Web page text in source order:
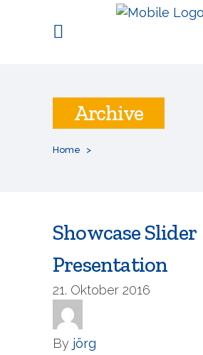
Archive
Home >
Showcase Slider
Presentation
21. Oktober 2016
By jörg